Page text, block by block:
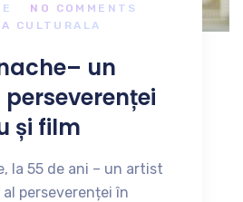
NO COMMENTS
CULTURALA
un
și film
la 55 de ani – un artist
perseverenței în